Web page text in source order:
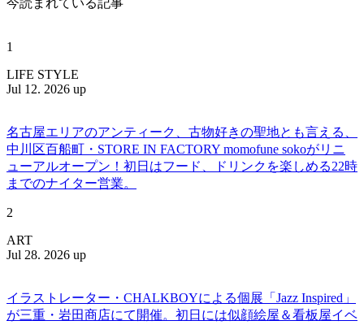
今読まれている記事
1
LIFE STYLE
Jul 12. 2026 up
名古屋エリアのアンティーク、古物好きの聖地とも言える、
中川区百船町・STORE IN FACTORY momofune sokoがリニ
ューアルオープン！初日はフード、ドリンクを楽しめる22時
までのナイター営業。
2
ART
Jul 28. 2026 up
イラストレーター・CHALKBOYによる個展「Jazz Inspired」
が三重・岩田商店にて開催。初日には似顔絵屋＆看板屋イベ